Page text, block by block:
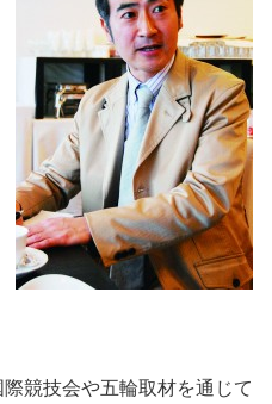
競技会や五輪取材を通じて